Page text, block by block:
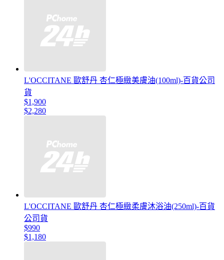
L'OCCITANE 歐舒丹 杏仁極緻美膚油(100ml)-百貨公司
貨
$1,900
$2,280
L'OCCITANE 歐舒丹 杏仁極緻柔膚沐浴油(250ml)-百貨
公司貨
$990
$1,180